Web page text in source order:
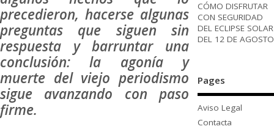
precedieron, hacerse algunas
preguntas que siguen sin
respuesta y barruntar una
conclusión: la agonía y
muerte del viejo periodismo
sigue avanzando con paso
firme.
CÓMO DISFRUTAR
CON SEGURIDAD
DEL ECLIPSE SOLAR
DEL 12 DE AGOSTO
Pages
Aviso Legal
Contacta